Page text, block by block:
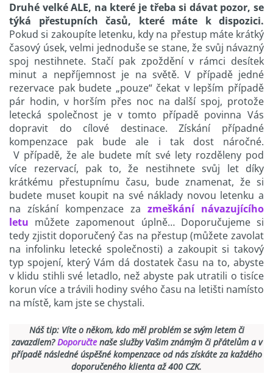
Druhé velké ALE, na které je třeba si dávat pozor, se
týká přestupních časů, které máte k dispozici.
Pokud si zakoupíte letenku, kdy na přestup máte krátký
časový úsek, velmi jednoduše se stane, že svůj návazný
spoj nestihnete. Stačí pak zpoždění v rámci desítek
minut a nepříjemnost je na světě. V případě jedné
rezervace pak budete „pouze“ čekat v lepším případě
pár hodin, v horším přes noc na další spoj, protože
letecká společnost je v tomto případě povinna Vás
dopravit do cílové destinace. Získání případné
kompenzace pak bude ale i tak dost náročné.
V případě, že ale budete mít své lety rozděleny pod
více rezervací, pak to, že nestihnete svůj let díky
krátkému přestupnímu času, bude znamenat, že si
budete muset koupit na své náklady novou letenku a
na získání kompenzace za zmeškání návazujícího
letu můžete zapomenout úplně… Doporučujeme si
tedy zjistit doporučený čas na přestup (můžete zavolat
na infolinku letecké společnosti) a zakoupit si takový
typ spojení, který Vám dá dostatek času na to, abyste
v klidu stihli své letadlo, než abyste pak utratili o tisíce
korun více a trávili hodiny svého času na letišti namísto
na místě, kam jste se chystali.
Náš tip: Víte o někom, kdo měl problém se svým letem či
zavazdlem?Doporučtenaše služby Vašim známým či přátelům a v
případě následné úspěšné kompenzace od nás získáte za každého
doporučeného klienta až 400 CZK.